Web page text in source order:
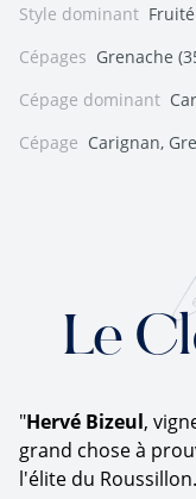
Style dominant
Cépages Grenache
Cépage dominant
Cépage Carignan,
Le
"Hervé Bizeul,
grand chose à
l'élite du